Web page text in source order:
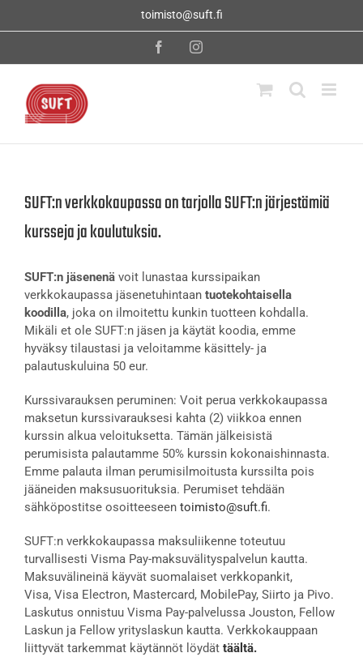
toimisto@suft.fi
FacebookInstagram
SUFT:n verkkokaupassa on tarjolla SUFT:n järjestämiä
kursseja ja koulutuksia.
SUFT:n jäsenenä voit lunastaa kurssipaikan
verkkokaupassa jäsenetuhintaan tuotekohtaisella
koodilla, joka on ilmoitettu kunkin tuotteen kohdalla.
Mikäli et ole SUFT:n jäsen ja käytät koodia, emme
hyväksy tilaustasi ja veloitamme käsittely- ja
palautuskuluina 50 eur.
Kurssivarauksen peruminen: Voit perua verkkokaupassa
maksetun kurssivarauksesi kahta (2) viikkoa ennen
kurssin alkua veloituksetta. Tämän jälkeisistä
perumisista palautamme 50% kurssin kokonaishinnasta.
Emme palauta ilman perumisilmoitusta kurssilta pois
jääneiden maksusuorituksia. Perumiset tehdään
sähköpostitse osoitteeseen toimisto@suft.fi.
SUFT:n verkkokaupassa maksuliikenne toteutuu
turvallisesti Visma Pay-maksuvälityspalvelun kautta.
Maksuvälineinä käyvät suomalaiset verkkopankit,
Visa, Visa Electron, Mastercard, MobilePay, Siirto ja Pivo.
Laskutus onnistuu Visma Pay-palvelussa Jouston, Fellow
Laskun ja Fellow yrityslaskun kautta. Verkkokauppaan
liittyvät tarkemmat käytännöt löydät täältä.